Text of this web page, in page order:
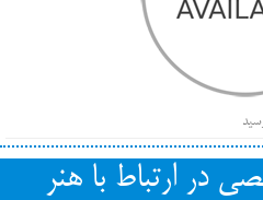
از جشنواره کن، راه برای مستقل‌ها باز است